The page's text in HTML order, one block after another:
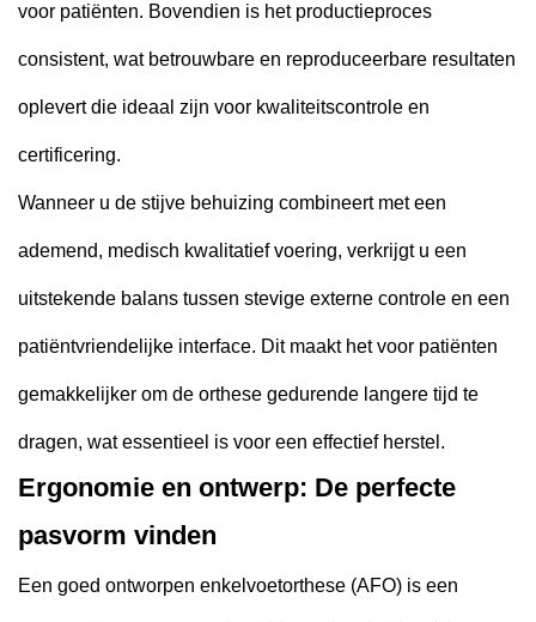
voor patiënten. Bovendien is het productieproces
consistent, wat betrouwbare en reproduceerbare resultaten
oplevert die ideaal zijn voor kwaliteitscontrole en
certificering.
Wanneer u de stijve behuizing combineert met een
ademend, medisch kwalitatief voering, verkrijgt u een
uitstekende balans tussen stevige externe controle en een
patiëntvriendelijke interface. Dit maakt het voor patiënten
gemakkelijker om de orthese gedurende langere tijd te
dragen, wat essentieel is voor een effectief herstel.
Ergonomie en ontwerp: De perfecte
pasvorm vinden
Een goed ontworpen enkelvoetorthese (AFO) is een